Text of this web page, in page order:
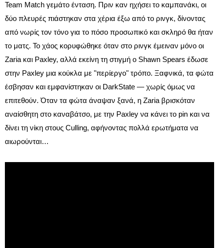
Team Match γεμάτο ένταση. Πριν καν ηχήσει το καμπανάκι, οι
δύο πλευρές πιάστηκαν στα χέρια έξω από το ρινγκ, δίνοντας
από νωρίς τον τόνο για το πόσο προσωπικό και σκληρό θα ήταν
το ματς. Το χάος κορυφώθηκε όταν στο ρινγκ έμειναν μόνο οι
Zaria και Paxley, αλλά εκείνη τη στιγμή ο Shawn Spears έδωσε
στην Paxley μια κούκλα με "περίεργο" τρόπο. Ξαφνικά, τα φώτα
έσβησαν και εμφανίστηκαν οι DarkState — χωρίς όμως να
επιτεθούν. Όταν τα φώτα άναψαν ξανά, η Zaria βρισκόταν
αναίσθητη στο καναβάτσο, με την Paxley να κάνει το pin και να
δίνει τη νίκη στους Culling, αφήνοντας πολλά ερωτήματα να
αιωρούνται…